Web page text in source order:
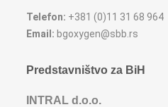
Telefon: +381 (0)11 31 68 964
Email: bgoxygen@sbb.rs
Predstavništvo za BiH
INTRAL d.o.o.